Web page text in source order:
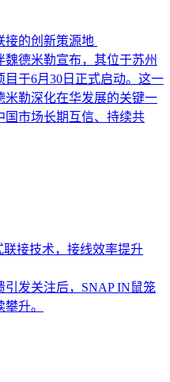
接的创新策源地
德米勒宣布，其位于苏州
于6月30日正式启动。这一
米勒深化在华发展的关键一
国市场长期互信、持续共
接技术，接线效率提升
发关注后，SNAP IN鼠笼
升。